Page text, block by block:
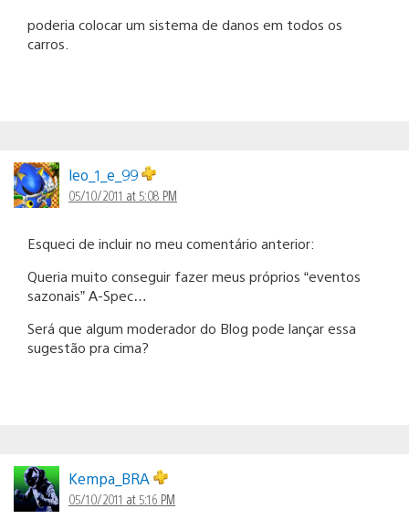
poderia colocar um sistema de danos em todos os
carros.
leo_1_e_99
05/10/2011 at 5:08 PM
Esqueci de incluir no meu comentário anterior:
Queria muito conseguir fazer meus próprios “eventos
sazonais” A-Spec…
Será que algum moderador do Blog pode lançar essa
sugestão pra cima?
Kempa_BRA
05/10/2011 at 5:16 PM